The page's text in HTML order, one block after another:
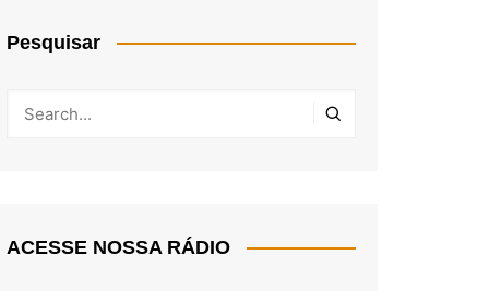
Pesquisar
ACESSE NOSSA RÁDIO